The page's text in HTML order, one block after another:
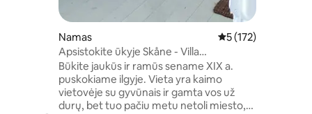
Namas Vidutinis
5 (172)
Apsistokite ūkyje Skåne - Villa
Mandelgren
Būkite jaukūs ir ramūs sename XIX a.
puskokiame ilgyje. Vieta yra kaimo
vietovėje su gyvūnais ir gamta vos už
durų, bet tuo pačiu metu netoli miesto,